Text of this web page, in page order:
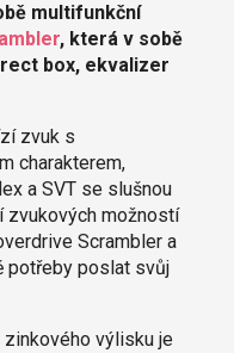
multifunkční
, která v sobě
box, ekvalizer
zvuk s
charakterem,
a SVT se slušnou
zvukových možností
Scrambler a
potřeby poslat svůj
výlisku je